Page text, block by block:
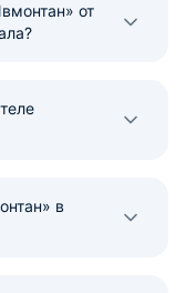
от
в